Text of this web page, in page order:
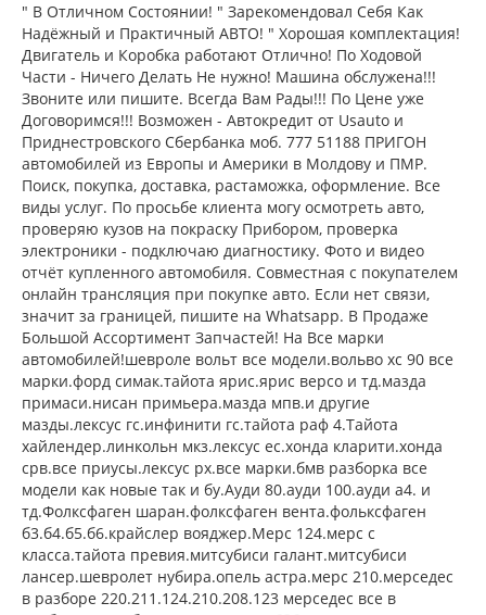
" В Отличном Состоянии! " Зарекомендовал Себя Как
Надёжный и Практичный АВТО! " Хорошая комплектация!
Двигатель и Коробка работают Отлично! По Ходовой
Части - Ничего Делать Не нужно! Машина обслужена!!!
Звоните или пишите. Всегда Вам Рады!!! По Цене уже
Договоримся!!! Возможен - Автокредит от Usauto и
Приднестровского Сбербанка моб. 777 51188 ПРИГОН
автомобилей из Европы и Америки в Молдову и ПМР.
Поиск, покупка, доставка, растаможка, оформление. Все
виды услуг. По просьбе клиента могу осмотреть авто,
проверяю кузов на покраску Прибором, проверка
электроники - подключаю диагностику. Фото и видео
отчёт купленного автомобиля. Совместная с покупателем
онлайн трансляция при покупке авто. Если нет связи,
значит за границей, пишите на Whatsapp. В Продаже
Большой Ассортимент Запчастей! На Все марки
автомобилей!шевроле вольт все модели.вольво хс 90 все
марки.форд симак.тайота ярис.ярис версо и тд.мазда
примаси.нисан примьера.мазда мпв.и другие
мазды.лексус гс.инфинити гс.тайота раф 4.Тайота
хайлендер.линкольн мкз.лексус ес.хонда кларити.хонда
срв.все приусы.лексус рх.все марки.бмв разборка все
модели как новые так и бу.Ауди 80.ауди 100.ауди а4. и
тд.Фолксфаген шаран.фолксфаген вента.фольксфаген
б3.б4.б5.б6.крайслер вояджер.Мерс 124.мерс с
класса.тайота превия.митсубиси галант.митсубиси
лансер.шевролет нубира.опель астра.мерс 210.мерседес
в разборе 220.211.124.210.208.123 мерседес все в